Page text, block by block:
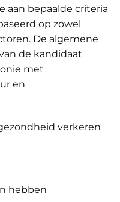
aan bepaalde criteria
op zowel
De algemene
de kandidaat
met
en
verkeren
hebben